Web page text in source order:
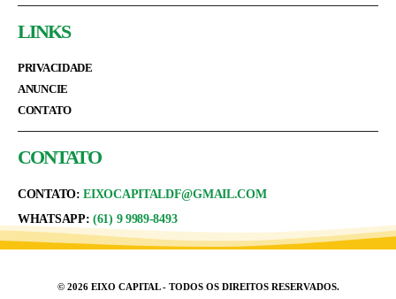
LINKS
PRIVACIDADE
ANUNCIE
CONTATO
CONTATO
CONTATO:EIXOCAPITALDF@GMAIL.COM
WHATSAPP: (61) 9 9989-8493
© 2026 EIXO CAPITAL - TODOS OS DIREITOS RESERVADOS.